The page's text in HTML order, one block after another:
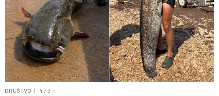
DRUŠTVO Pre 3 h